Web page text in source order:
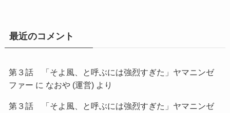
最近のコメント
第３話 「そよ風、と呼ぶには強烈すぎた」ヤマニンゼ
ファー に なおや (運営)より
第３話 「そよ風、と呼ぶには強烈すぎた」ヤマニンゼ